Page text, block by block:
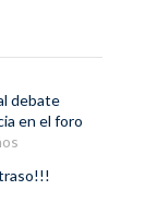
debate
en el foro